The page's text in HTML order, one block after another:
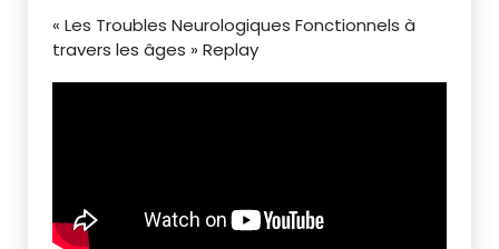
« Les Troubles Neurologiques Fonctionnels à
travers les âges » Replay